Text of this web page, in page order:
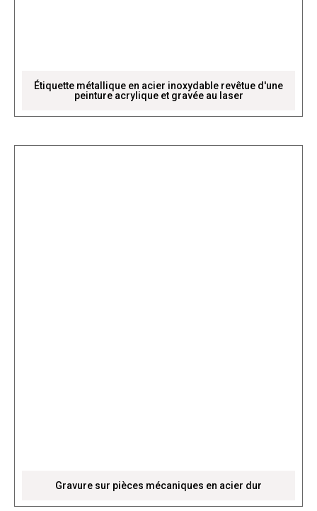
Étiquette métallique en acier inoxydable revêtue d'une
peinture acrylique et gravée au laser
Gravure sur pièces mécaniques en acier dur